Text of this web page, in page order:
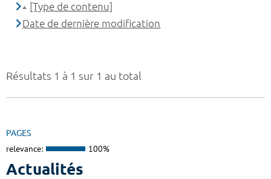
Résultats 1 à 1 sur 1 au total
PAGES
relevance: 100%
Actualités
[Type de contenu]
Date de dernière modification